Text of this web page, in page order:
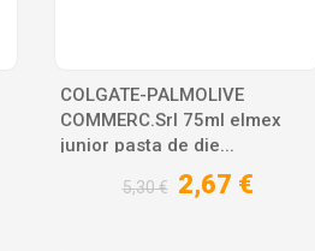
COLGATE-PALMOLIVE
COMMERC.Srl 75ml elmex
junior pasta de die...
5,30 € 2,67 €